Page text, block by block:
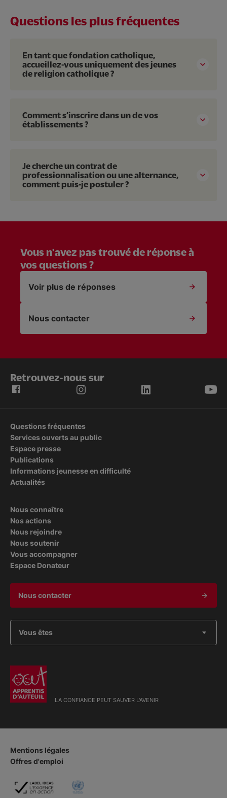
Questions les plus fréquentes
En tant que fondation catholique,
accueillez-vous uniquement des jeunes
de religion catholique ?
Comment s’inscrire dans un de vos
établissements ?
Je cherche un contrat de
professionnalisation ou une alternance,
comment puis-je postuler ?
Vous n'avez pas trouvé de réponse à
vos questions ?
Voir plus de réponses
Nous contacter
Retrouvez-nous sur
Questions fréquentes
Services ouverts au public
Espace presse
Publications
Informations jeunesse en difficulté
Actualités
Nous connaître
Nos actions
Nous rejoindre
Nous soutenir
Vous accompagner
Espace Donateur
Nous contacter
Vous êtes
LA CONFIANCE PEUT SAUVER L'AVENIR
Mentions légales
Offres d'emploi